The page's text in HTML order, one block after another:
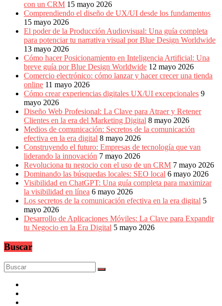
con un CRM 15 mayo 2026
Comprendiendo el diseño de UX/UI desde los fundamentos
15 mayo 2026
El poder de la Producción Audiovisual: Una guía completa
para potenciar tu narrativa visual por Blue Design Worldwide
13 mayo 2026
Cómo hacer Posicionamiento en Inteligencia Artificial: Una
breve guía por Blue Design Worldwide 12 mayo 2026
Comercio electrónico: cómo lanzar y hacer crecer una tienda
online 11 mayo 2026
Cómo crear experiencias digitales UX/UI excepcionales 9
mayo 2026
Diseño Web Profesional: La Clave para Atraer y Retener
Clientes en la era del Marketing Digital 8 mayo 2026
Medios de comunicación: Secretos de la comunicación
efectiva en la era digital 8 mayo 2026
Construyendo el futuro: Empresas de tecnología que van
liderando la innovación 7 mayo 2026
Revoluciona tu negocio con el uso de un CRM 7 mayo 2026
Dominando las búsquedas locales: SEO local 6 mayo 2026
Visibilidad en ChatGPT: Una guía completa para maximizar
la visibilidad en línea 6 mayo 2026
Los secretos de la comunicación efectiva en la era digital 5
mayo 2026
Desarrollo de Aplicaciones Móviles: La Clave para Expandir
tu Negocio en la Era Digital 5 mayo 2026
Buscar